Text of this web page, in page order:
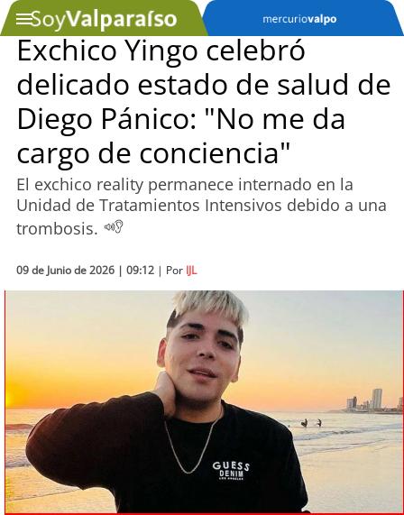
Podcast
Actualidad
Entretención
Economía
Tecnología
Sostenibilidad
soyarica
Exchico Yingo celebró
delicado estado de salud de
Diego Pánico: "No me da
cargo de conciencia"
El exchico reality permanece internado en la
Unidad de Tratamientos Intensivos debido a una
trombosis.
09 de Junio de 2026 | 09:12 | Por IJL